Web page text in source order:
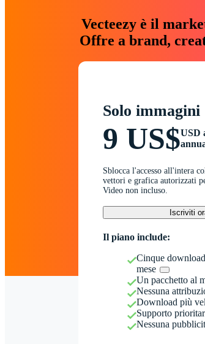
Vecteezy è il
Offre a brand,
Solo immagini
9 US$USD
Sblocca l'accesso all'intera
vettori e grafica autorizzati
Video non incluso.
Iscriviti
Il piano include:
Cinque
mese
Un pacchetto al
Nessuna
Download più
Supporto
Nessuna